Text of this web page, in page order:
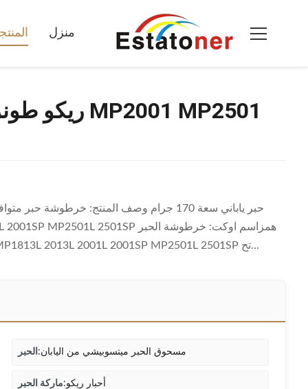
منزل
متوافق مع: متوافق مع Ricoh MP2501 للاستخدام في Aficio MP1813L 2013L 2001L 2001SP MP2501L 2501SP تح...
الحبر:مسحوق الحبر ميتسوبيشي من اليابان
ماركة الحبر:أحبار ريكو